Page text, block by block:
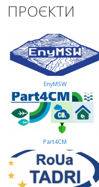
ПРОЄКТИ
EnyMSW
Part4СМ